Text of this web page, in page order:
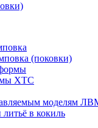
(поковки)
ХТС
моделям
в кокиль